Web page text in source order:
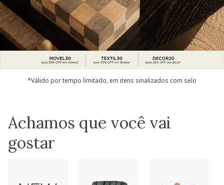
*Válido por tempo limitado, em itens sinalizados com selo
Achamos que você vai
gostar